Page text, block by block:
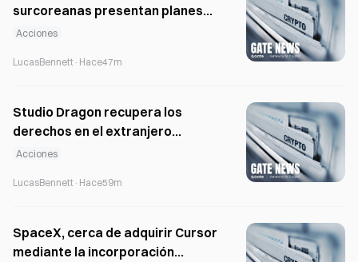
surcoreanas presentan planes
de mejora de valor; el KOSDAQ se
del 33 %
Acciones
LucasBennett · Hace47m
Studio Dragon recupera los
derechos en el extranjero
mientras «Goblin» alcanza un
Acciones
LucasBennett · Hace59m
SpaceX, cerca de adquirir Cursor
mediante la incorporación